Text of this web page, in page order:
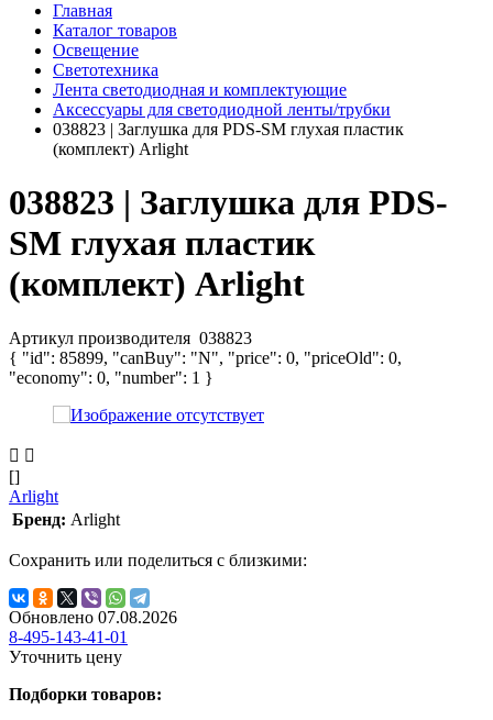
Главная
Каталог товаров
Освещение
Светотехника
Лента светодиодная и комплектующие
Аксессуары для светодиодной ленты/трубки
038823 | Заглушка для PDS-SM глухая пластик
(комплект) Arlight
038823 | Заглушка для PDS-
SM глухая пластик
(комплект) Arlight
Артикул производителя 038823
{ "id": 85899, "canBuy": "N", "price": 0, "priceOld": 0,
"economy": 0, "number": 1 }
[]
Arlight
Бренд: Arlight
Сохранить или поделиться с близкими:
Обновлено 07.08.2026
8-495-143-41-01
Уточнить цену
Подборки товаров: